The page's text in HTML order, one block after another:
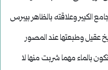
الكبير وعلاقته بالظاهر بيبرس
عقيل وطبعتها عند المصور
بالماء مهما شربت منها لا